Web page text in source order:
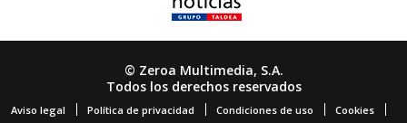
© Zeroa Multimedia, S.A.
Todos los derechos reservados
Aviso legal Política de privacidad Condiciones de uso Cookies